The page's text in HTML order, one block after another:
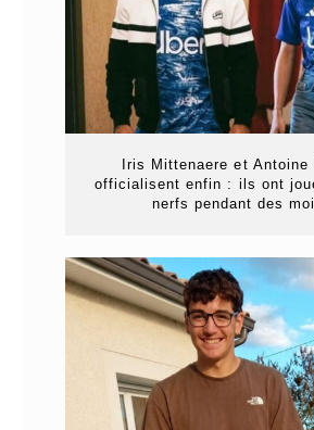
Iris Mittenaere et Antoine
officialisent enfin : ils ont
nerfs pendant des